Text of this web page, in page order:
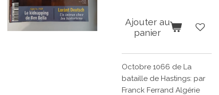
Ajouter au
panier
Octobre 1066 de La
bataille de Hastings: par
Franck Ferrand Algérie